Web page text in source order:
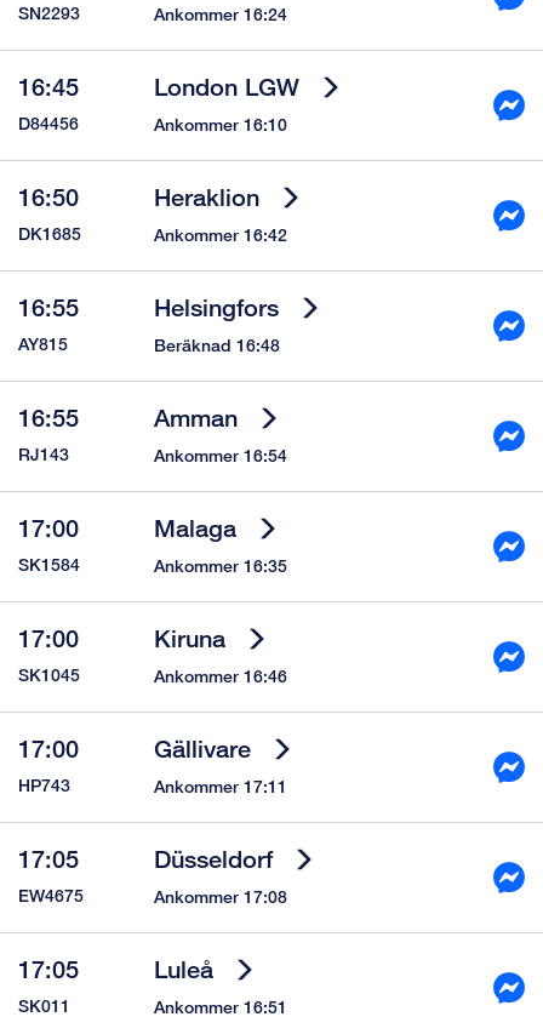
SN2293 Ankommer 16:24
16:45 London LGW
D84456 Ankommer 16:10
16:50 Heraklion
DK1685 Ankommer 16:42
16:55 Helsingfors
AY815 Beräknad 16:48
16:55 Amman
RJ143 Ankommer 16:54
17:00 Malaga
SK1584 Ankommer 16:35
17:00 Kiruna
SK1045 Ankommer 16:46
17:00 Gällivare
HP743 Ankommer 17:11
17:05 Düsseldorf
EW4675 Ankommer 17:08
17:05 Luleå
SK011 Ankommer 16:51